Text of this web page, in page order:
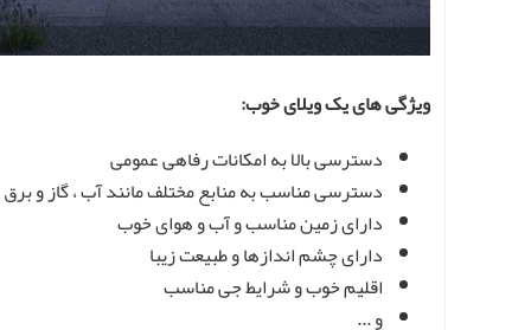
ویژگی های یک ویلای خوب:
دسترسی بالا به امکانات رفاهی عمومی
دسترسی مناسب به منابع مختلف مانند آب ، گاز و
دارای زمین مناسب و آب و هوای خوب
دارای چشم اندازها و طبیعت زیبا
اقلیم خوب و شرایط جی مناسب
و ...